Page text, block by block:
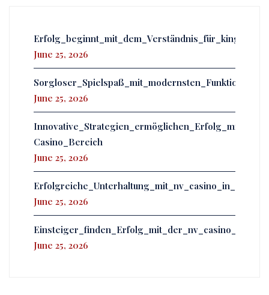
June 25, 2026
June 25, 2026
Casino_Bereich
June 25, 2026
June 25, 2026
June 25, 2026